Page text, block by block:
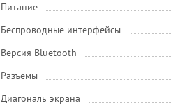
Питание
Беспроводные интерфейсы
Версия Bluetooth
Разъемы
Диагональ экрана